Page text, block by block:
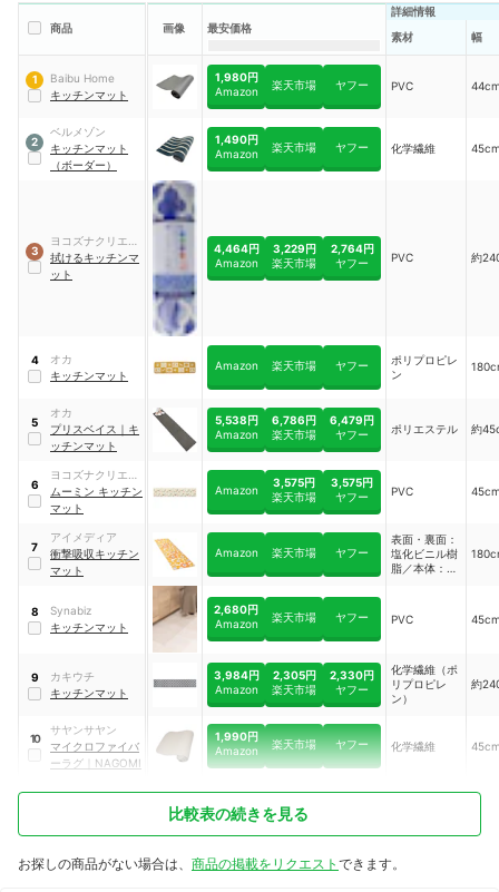
商品 画像 最安価格
詳細情報
素材
幅
1
Baibu Home
キッチンマット
1,980円
Amazon
楽天市場 ヤフー PVC
2
ベルメゾン
キッチンマット
（ボーダー）
1,490円
Amazon
楽天市場 ヤフー 化学繊維
3
ヨコズナクリエー
ション
拭けるキッチンマ
ット
4,464円
Amazon
3,229円
楽天市場
2,764円
ヤフー
PVC 約
4
オカ
キッチンマット
Amazon 楽天市場 ヤフー
ポリプロピレ
ン
5
オカ
プリスベイス ｜ キ
ッチンマット
5,538円
Amazon
6,786円
楽天市場
6,479円
ヤフー
ポリエステル 約
6
ヨコズナクリエー
ション
ムーミン キッチン
マット
Amazon
3,575円
楽天市場
3,575円
ヤフー
PVC
7
アイメディア
衝撃吸収キッチン
マット
Amazon 楽天市場 ヤフー
表面・裏面：
塩化ビニル樹
脂／本体：塩
8
Synabiz
キッチンマット
2,680円
Amazon
楽天市場 ヤフー PVC
9
カキウチ
キッチンマット
3,984円
Amazon
2,305円
楽天市場
2,330円
ヤフー
化学繊維（ポ
リプロピレ
ン）
約
10
サヤンサヤン
マイクロファイバ
ーラグ
NAGOMI
1,990円
Amazon
楽天市場 ヤフー 化学繊維
比較表の続きを見る
お探しの商品がない場合は、 商品の掲載をリクエスト できます。